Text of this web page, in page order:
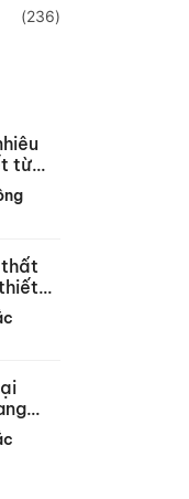
(236)
từ
thất